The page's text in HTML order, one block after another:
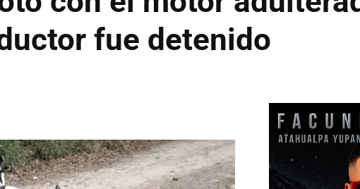
fue detenido